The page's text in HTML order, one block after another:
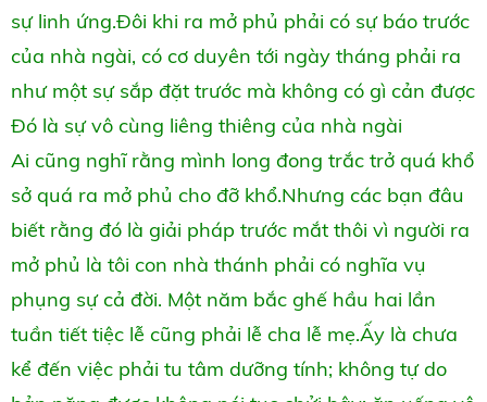
sự linh ứng.Đôi khi ra mở phủ phải có sự báo trước
của nhà ngài, có cơ duyên tới ngày tháng phải ra
như một sự sắp đặt trước mà không có gì cản được
Đó là sự vô cùng liêng thiêng của nhà ngài
Ai cũng nghĩ rằng mình long đong trắc trở quá khổ
sở quá ra mở phủ cho đỡ khổ.Nhưng các bạn đâu
biết rằng đó là giải pháp trước mắt thôi vì người ra
mở phủ là tôi con nhà thánh phải có nghĩa vụ
phụng sự cả đời. Một năm bắc ghế hầu hai lần
tuần tiết tiệc lễ cũng phải lễ cha lễ mẹ.Ấy là chưa
kể đến việc phải tu tâm dưỡng tính; không tự do